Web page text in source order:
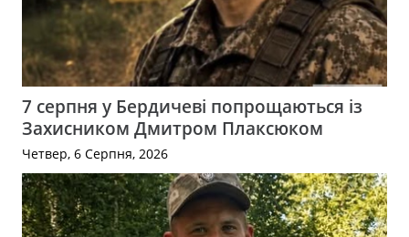
7 серпня у Бердичеві попрощаються із
Захисником Дмитром Плаксюком
Четвер, 6 Серпня, 2026